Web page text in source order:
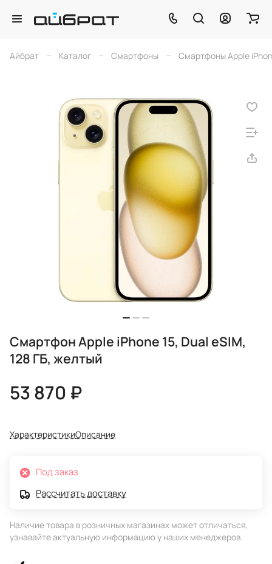
Айбрат – Каталог – Смартфоны – Смартфоны Apple
Смартфон Apple iPhone 15, Dual eSIM,
128 ГБ, желтый
53 870 ₽
ХарактеристикиОписание
Под заказ
Рассчитать доставку
Наличие товара в розничных магазинах может отличаться,
узнавайте актуальную информацию у наших менеджеров.